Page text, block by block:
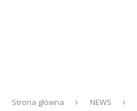
Strona główna NEWS